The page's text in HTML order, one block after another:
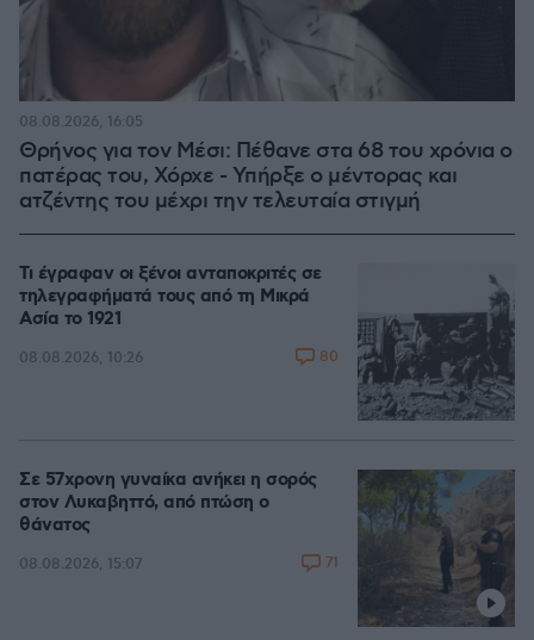
Θρήνος για τον Μέσι: Πέθανε στα 68 του χρόνια ο
πατέρας του, Χόρχε - Υπήρξε ο μέντορας και
ατζέντης του μέχρι την τελευταία στιγμή
08.08.2026, 16:05
Τι έγραφαν οι ξένοι ανταποκριτές σε
τηλεγραφήματά τους από τη Μικρά
Ασία το 1921
08.08.2026, 10:26 80
Σε 57χρονη γυναίκα ανήκει η σορός
στον Λυκαβηττό, από πτώση ο
θάνατος
08.08.2026, 15:07 71